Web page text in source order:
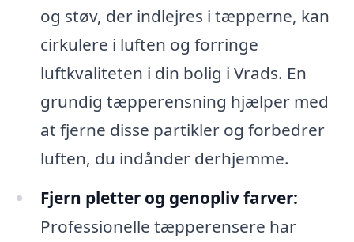
og støv, der indlejres i tæpperne, kan
cirkulere i luften og forringe
luftkvaliteten i din bolig i Vrads. En
grundig tæpperensning hjælper med
at fjerne disse partikler og forbedrer
luften, du indånder derhjemme.
Fjern pletter og genopliv farver:
Professionelle tæpperensere har